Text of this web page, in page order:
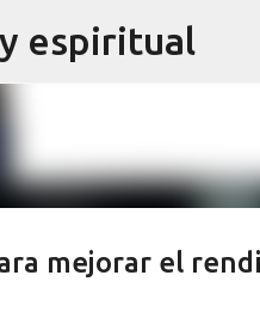
espiritual
mejorar el